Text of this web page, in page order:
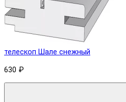
телескоп Шале снежный
630 ₽